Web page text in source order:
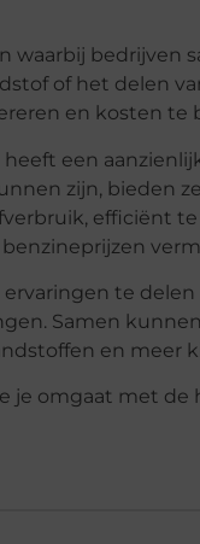
waarbij bedrijven
of het delen
en kosten te
een
zijn, bieden
efficiënt
te
Samen
en meer
je omgaat met